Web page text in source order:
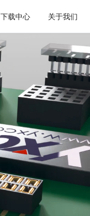
下载中心 关于我们